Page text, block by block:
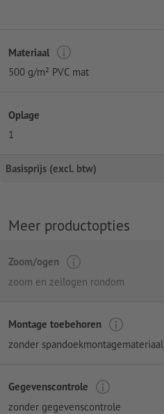
Materiaal
500 g/m² PVC mat
Oplage
1
Basisprijs (excl. btw)
Meer productopties
Zoom/ogen
zoom en zeilogen rondom
Montage toebehoren
zonder spandoekmontagemateriaal
Gegevenscontrole
zonder gegevenscontrole